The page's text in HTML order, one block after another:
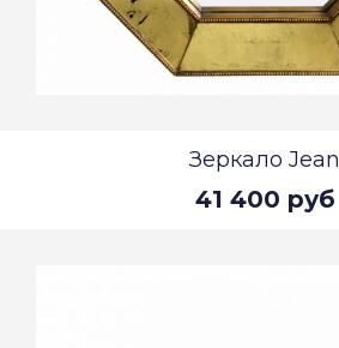
Зеркало Jean
41 400 руб